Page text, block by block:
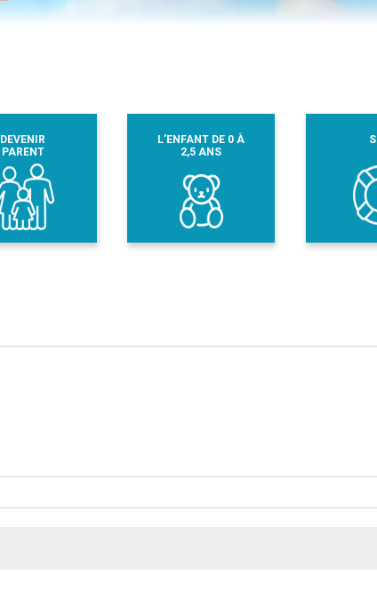
DEVENIR
PARENT
L’ENFANT DE 0 À
2,5 ANS